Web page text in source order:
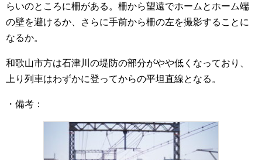
らいのところに柵がある。柵から望遠でホームとホーム端
の壁を避けるか、さらに手前から柵の左を撮影することに
なるか。
和歌山市方は石津川の堤防の部分がやや低くなっており、
上り列車はわずかに登ってからの平坦直線となる。
・備考：